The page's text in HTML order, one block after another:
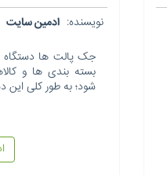
نویسنده: ادمین سایت
جک پالت ها دستگاه
بسته بندی ها و
شود؛ به طور کلی این